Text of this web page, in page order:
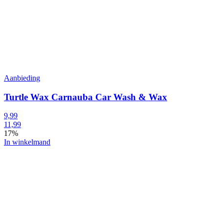
Aanbieding
Turtle Wax Carnauba Car Wash & Wax
9,99
11,99
17%
In winkelmand